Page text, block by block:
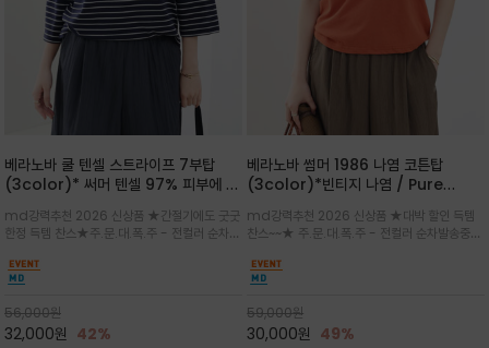
베라노바 쿨 텐셀 스트라이프 7부탑
(3color)* 써머 텐셀 97% 피부에 닿
소재
md강력추천 2026 신상품 ★간절기에도 굿굿
한정 득템 찬스★주.문.대.폭.주 - 전컬러 순차발
있는 드롭숄더와 7부 소매가 더해져 팔 라인을
자연스럽게 커버해주는 아이템/얇고 가벼운 터
치감으로 편안
56,000원
32,000원 42%
베라노바 썸머 1986 나염 코튼탑
(3color)*빈티지 나염 / Pure
어도 룩에 감도가 살아나는 베라노바 스
튜디오 티셔츠
md강력추천 2026 신상품 ★대박 할인 득템
찬스~~★ 주.문.대.폭.주 - 전컬러 순차발송중
유 있는 핏과 경쾌한 기장감이 자연스럽게 체형
을 커버/빈티지한 레터링 프린트가 은근한 포인
트가 되어 데님이나 린넨 팬츠와 감
59,000원
30,000원 49%